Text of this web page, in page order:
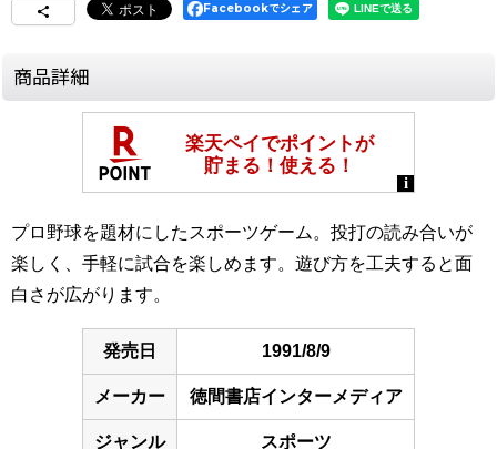
Facebookでシェア
商品詳細
プロ野球を題材にしたスポーツゲーム。投打の読み合いが
楽しく、手軽に試合を楽しめます。遊び方を工夫すると面
白さが広がります。
発売日 1991/8/9
メーカー 徳間書店インターメディア
ジャンル スポーツ